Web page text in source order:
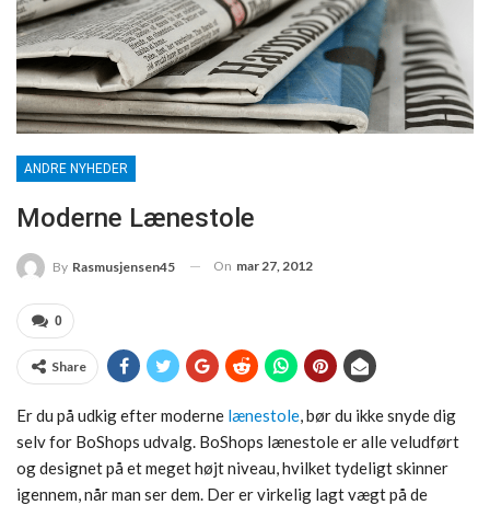
ANDRE NYHEDER
Moderne Lænestole
By Rasmusjensen45 On mar 27, 2012
0
Share
Er du på udkig efter moderne lænestole, bør du ikke snyde dig
selv for BoShops udvalg. BoShops lænestole er alle veludført
og designet på et meget højt niveau, hvilket tydeligt skinner
igennem, når man ser dem. Der er virkelig lagt vægt på de